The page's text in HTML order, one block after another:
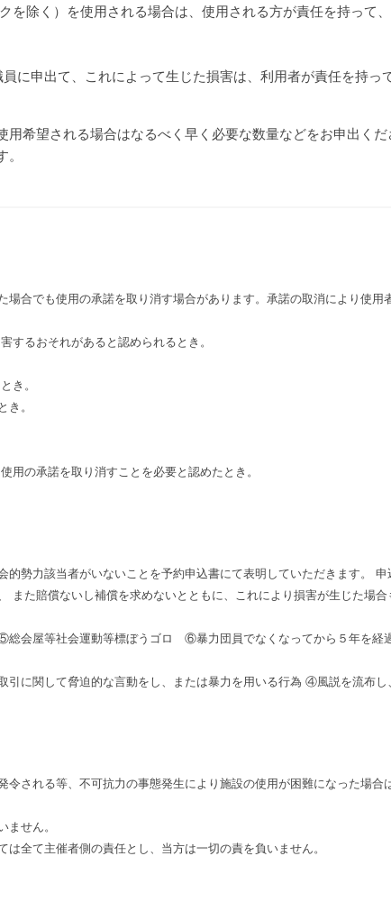
を除く）を使用される場合は、使用される方が責任を持って
申出て、これによって生じた損害は、利用者が責任を持っ
希望される場合はなるべく早く必要な数量などをお申出くだ
合でも使用の承諾を取り消す場合があります。承諾の取消により使
するおそれがあると認められるとき。
き。
。
用の承諾を取り消すことを必要と認めたとき。
勢力該当者がいないことを予約申込書にて表明していただきます。
た賠償ないし補償を求めないとともに、これにより損害が生じた場合
等社会運動等標ぼうゴロ ⑥暴力団員でなくなってから５年を経
関して脅迫的な言動をし、または暴力を用いる行為 ④風説を流布し
される等、不可抗力の事態発生により施設の使用が困難になった場
せん。
全て主催者側の責任とし、当方は一切の責を負いません。